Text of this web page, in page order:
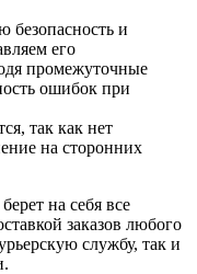
безопасность и
его
промежуточные
ошибок при
так как нет
на сторонних
на себя все
заказов любого
службу, так и